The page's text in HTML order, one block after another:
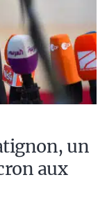
un
aux